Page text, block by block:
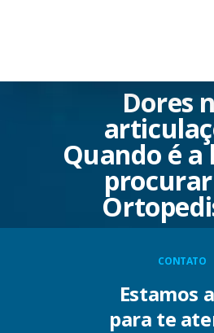
Dores
Quando é a
CONTATO
Estamos
para te